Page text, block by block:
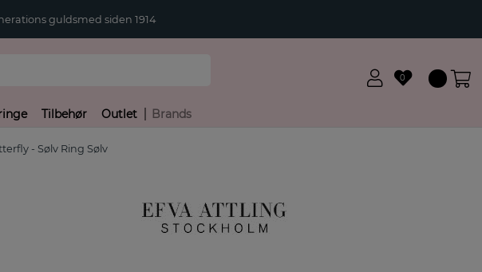
guldsmed siden 1914
0
Tilbehør Outlet Brands
- Sølv Ring Sølv